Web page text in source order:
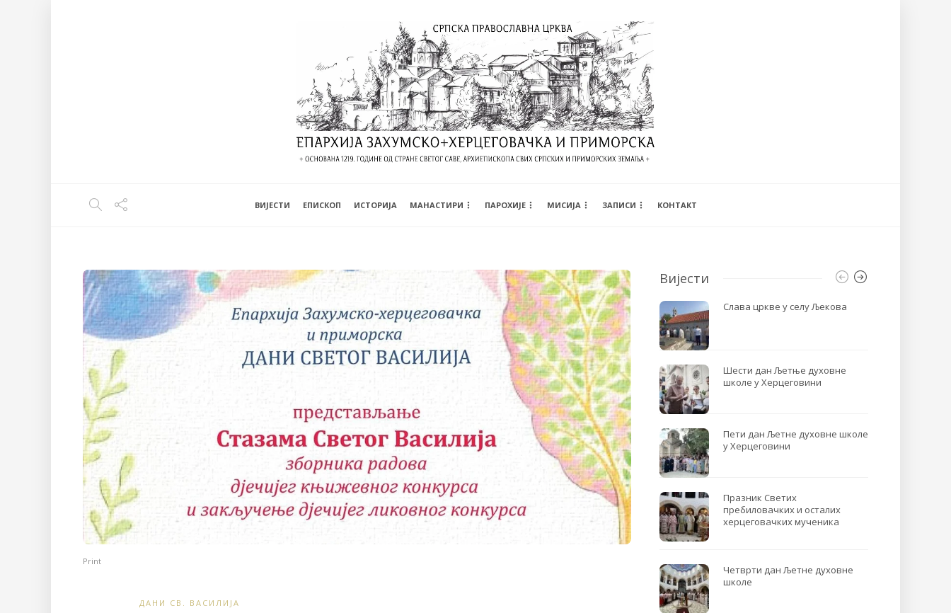
ВИЈЕСТИ EПИСКОП ИСТОРИЈА МАНАСТИРИ ПАРОХИЈЕ МИСИЈА ЗАПИСИ КОНТАКТ
Print
ДАНИ СВ. ВАСИЛИЈА
Вијести
Слава цркве у селу Љекова
Шести дан Љетње духовне
школе у Херцеговини
Пети дан Љетне духовне школе
у Херцеговини
Празник Светих
пребиловачких и осталих
херцеговачких мученика
Четврти дан Љетне духовне
школе